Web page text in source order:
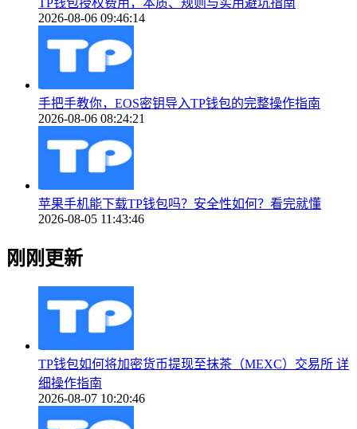
TP钱包授权费用，本质、规则与实用避坑指南
2026-08-06 09:46:14
手把手教你，EOS密钥导入TP钱包的完整操作指南
2026-08-06 08:24:21
苹果手机能下载TP钱包吗？安全性如何？看完就懂
2026-08-05 11:43:46
刚刚更新
TP钱包如何将加密货币提现至抹茶（MEXC）交易所 详
细操作指南
2026-08-07 10:20:46